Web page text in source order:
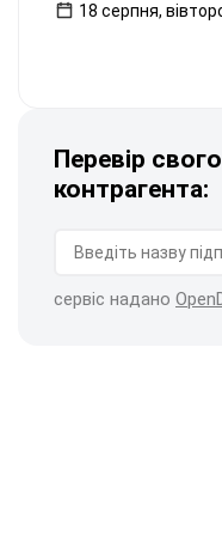
18 серпня,
Перевір свого
контрагента:
сервіс надано